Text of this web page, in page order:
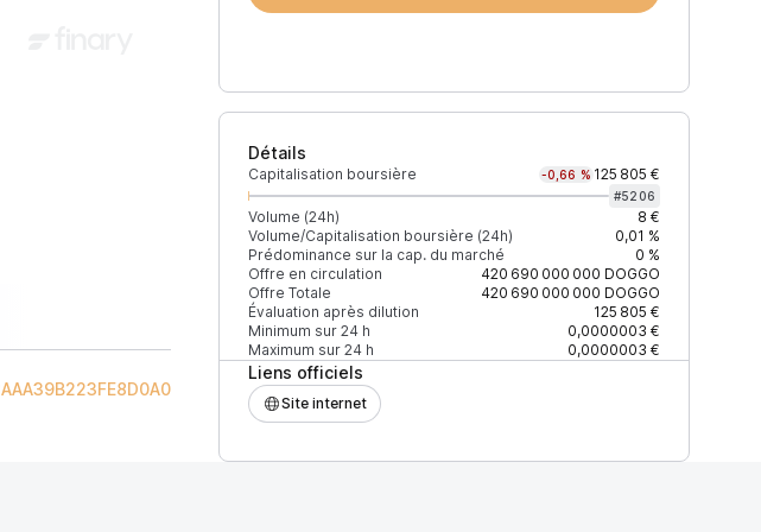
Détails
Capitalisation boursière -0,66 % 125 805 €
#5206
Volume (24h)
8 €
Volume/Capitalisation boursière (24h)
0,01 %
Prédominance sur la cap. du marché
0 %
Offre en circulation
420 690 000 000 DOGGO
Offre Totale
420 690 000 000 DOGGO
Évaluation après dilution
125 805 €
Minimum sur 24 h
0,0000003 €
Maximum sur 24 h
0,0000003 €
Liens officiels
Site internet
+2% depth